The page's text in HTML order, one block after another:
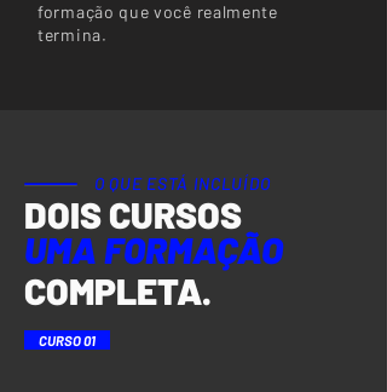
formação que você realmente
termina.
O QUE ESTÁ INCLUÍDO
UMA FORMAÇÃO
DOIS CURSOS
COMPLETA.
CURSO 01